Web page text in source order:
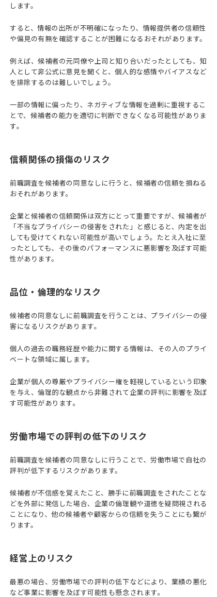
します。
すると、情報の出所が不明確になったり、情報提供者の信頼性
や偏見の有無を確認することが困難になるおそれがあります。
例えば、候補者の元同僚や上司と知り合いだったとしても、知
人として非公式に意見を聞くと、個人的な感情やバイアスなど
を排除するのは難しいでしょう。
一部の情報に偏ったり、ネガティブな情報を過剰に重視するこ
とで、候補者の能力を適切に判断できなくなる可能性がありま
す。
信頼関係の損傷のリスク
前職調査を候補者の同意なしに行うと、候補者の信頼を損ねる
おそれがあります。
企業と候補者の信頼関係は双方にとって重要ですが、候補者が
「不当なプライバシーの侵害をされた」と感じると、内定を出
しても受けてくれない可能性が高いでしょう。たとえ入社に至
ったとしても、その後のパフォーマンスに悪影響を及ぼす可能
性があります。
品位・倫理的なリスク
候補者の同意なしに前職調査を行うことは、プライバシーの侵
害になるリスクがあります。
個人の過去の職務経歴や能力に関する情報は、その人のプライ
ベートな領域に属します。
企業が個人の尊厳やプライバシー権を軽視しているという印象
を与え、倫理的な観点から非難されて企業の評判に影響を及ぼ
す可能性があります。
労働市場での評判の低下のリスク
前職調査を候補者の同意なしに行うことで、労働市場で自社の
評判が低下するリスクがあります。
候補者が不信感を覚えたこと、勝手に前職調査をされたことな
どを外部に発信した場合、企業の倫理観や道徳を疑問視される
ことになり、他の候補者や顧客からの信頼を失うことにも繋が
ります。
経営上のリスク
最悪の場合、労働市場での評判の低下などにより、業績の悪化
など事業に影響を及ぼす可能性も懸念されます。